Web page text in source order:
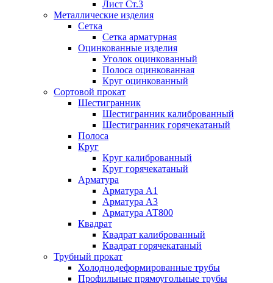
Лист Ст.3
Металлические изделия
Сетка
Сетка арматурная
Оцинкованные изделия
Уголок оцинкованный
Полоса оцинкованная
Круг оцинкованный
Сортовой прокат
Шестигранник
Шестигранник калиброванный
Шестигранник горячекатаный
Полоса
Круг
Круг калиброванный
Круг горячекатаный
Арматура
Арматура А1
Арматура А3
Арматура АТ800
Квадрат
Квадрат калиброванный
Квадрат горячекатаный
Трубный прокат
Холоднодеформированные трубы
Профильные прямоугольные трубы